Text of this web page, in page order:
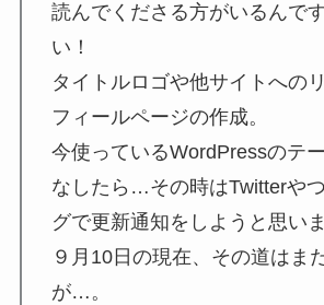
読んでくださる方がいるんで
い！
タイトルロゴや他サイトへの
フィールページの作成。
今使っているWordPressのテ
なしたら…その時はTwitterや
グで更新通知をしようと思いま
９月10日の現在、その道はま
が…。